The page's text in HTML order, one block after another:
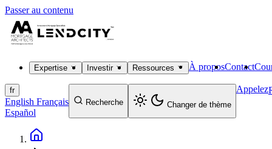
Passer au contenu
Expertise Investir Ressources À proposContact
fr
English Français
Español
Recherche Changer de thème
Appelez